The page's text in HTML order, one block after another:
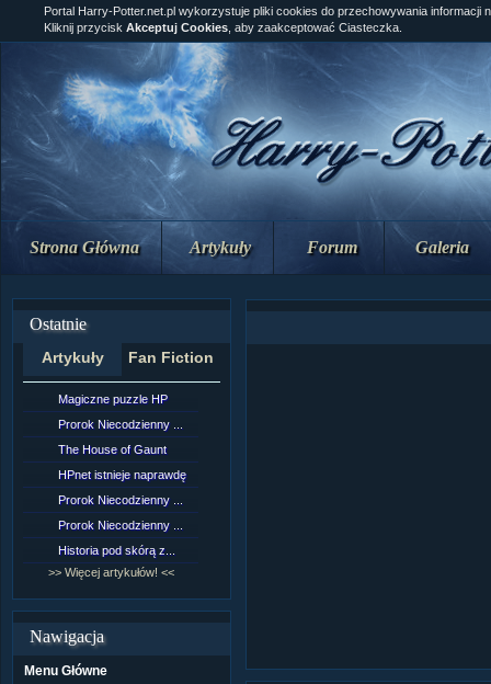
Strona Główna Artykuły Forum Galeria
Ostatnie
Artykuły Fan Fiction
Magiczne puzzle HP
Prorok Niecodzienny ...
The House of Gaunt
HPnet istnieje naprawdę
Prorok Niecodzienny ...
Prorok Niecodzienny ...
Historia pod skórą z...
>> Więcej artykułów! <<
Nawigacja
Menu Główne
Portal Harry-Potter.net.pl wykorzystuje pliki cookies do przechowywania informacji
Kliknij przycisk Akceptuj Cookies , aby zaakceptować Ciasteczka.